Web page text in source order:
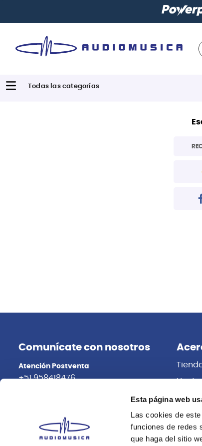
Esta página web
Las cookies de
funciones de redes
que haga del sitio
Comunícate con nosotros
Atención Postventa
+51 958418476